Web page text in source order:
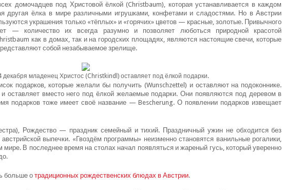
домочадцев под Христовой ёлкой (Christbaum), которая устанавливается в каждом
другая ёлка в мире различными игрушками, конфетами и сладостями. Но в Австрии
украшения только «тёплых» и «горячих» цветов — красные, золотые. Привычного
— количество их всегда разумно и позволяет люботься природной красотой
как в домах, так и на городских площадях, являются настоящие свечи, которые
собой незабываемое зрелище.
декабря младенец Христос (Christkindl) оставляет под ёлкой подарки.
подарков, которые желали бы получить (Wunschzettel) и оставляют на подоконнике.
и оставляет вместо него под ёлкой желаемые подарки. Они появляются под деревом в
подарков тоже имеет своё название — Bescherung. О появлении подарков извещает
Рождество — праздник семейный и тихий. Праздничный ужин не обходится без
выпечки. «Гвоздём программы» неизменно становятся ванильные рогалики,
В последнее время на столах начал появляться и жареный гусь, который уверенно
больше отрадиционных рождественских блюдах в Австрии.